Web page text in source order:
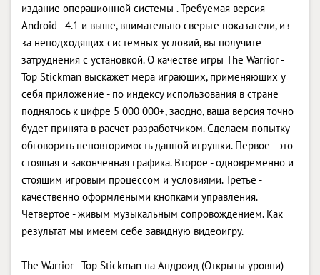
издание операционной системы . Требуемая версия
Android - 4.1 и выше, внимательно сверьте показатели, из-
за неподходящих системных условий, вы получите
затруднения с установкой. О качестве игры The Warrior -
Top Stickman выскажет мера играющих, применяющих у
себя приложение - по индексу использования в стране
поднялось к цифре 5 000 000+, заодно, ваша версия точно
будет принята в расчет разработчиком. Сделаем попытку
обговорить неповторимость данной игрушки. Первое - это
стоящая и законченная графика. Второе - одновременно и
стоящим игровым процессом и условиями. Третье -
качественно оформлеными кнопками управления.
Четвертое - живым музыкальным сопровождением. Как
результат мы имеем себе завидную видеоигру.
The Warrior - Top Stickman на Андроид (Открыты уровни) -